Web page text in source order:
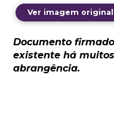
Ver imagem original
Documento
existente há
abrangência.